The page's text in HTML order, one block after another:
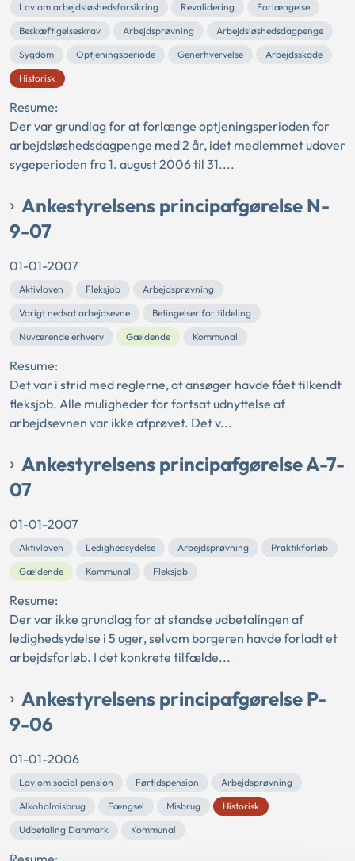
Lov om arbejdsløshedsforsikring Revalidering
Forlængelse
Beskæftigelseskrav
Arbejdsprøvning
Arbejdsløshedsdagpenge
Sygdom
Optjeningsperiode Generhvervelse
Arbejdsskade
Historisk
Resume:
Der var grundlag for at forlænge optjeningsperioden for
arbejdsløshedsdagpenge med 2 år, idet medlemmet udover
sygeperioden fra 1. august 2006 til 31....
Ankestyrelsens principafgørelse N-
9-07
01-01-2007
Aktivloven Fleksjob
Arbejdsprøvning
Varigt nedsat arbejdsevne
Betingelser for tildeling
Nuværende erhverv
Gældende Kommunal
Resume:
Det var i strid med reglerne, at ansøger havde fået tilkendt
fleksjob. Alle muligheder for fortsat udnyttelse af
arbejdsevnen var ikke afprøvet. Det v...
Ankestyrelsens principafgørelse A-7-
07
01-01-2007
Aktivloven Ledighedsydelse Arbejdsprøvning
Praktikforløb
Gældende
Kommunal Fleksjob
Resume:
Der var ikke grundlag for at standse udbetalingen af
ledighedsydelse i 5 uger, selvom borgeren havde forladt et
arbejdsforløb. I det konkrete tilfælde...
Ankestyrelsens principafgørelse P-
9-06
01-01-2006
Lov om social pension Førtidspension
Arbejdsprøvning
Alkoholmisbrug
Fængsel Misbrug
Historisk
Udbetaling Danmark
Kommunal